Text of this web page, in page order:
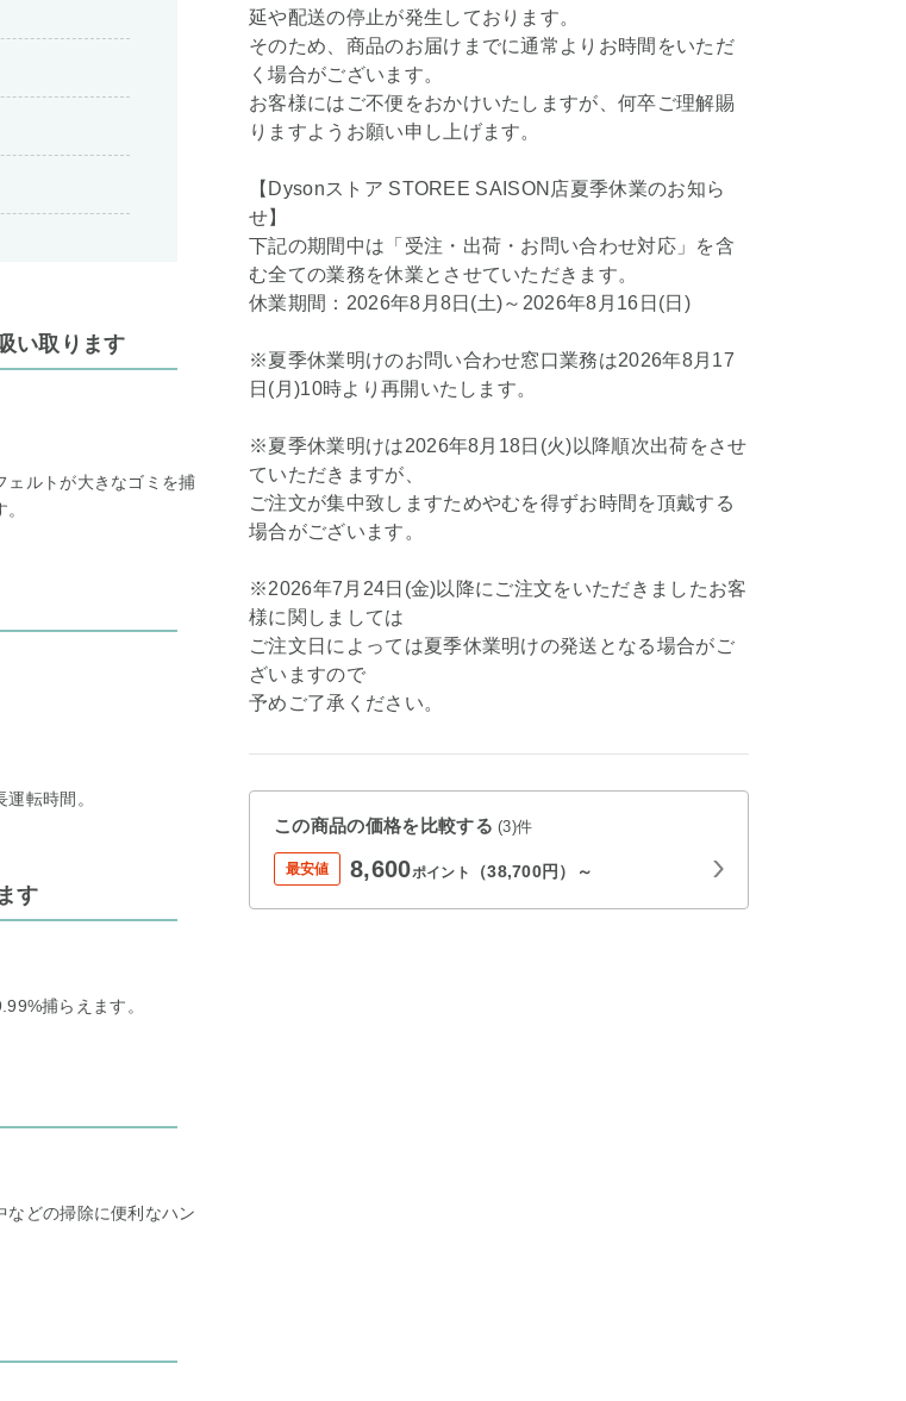
い取ります
ェルトが大きなゴミを捕
転時間。
す
捕らえます。
などの掃除に便利なハン
延や配送の停止が発生しております。
そのため、商品のお届けまでに通常よりお時間をいただ
く場合がございます。
お客様にはご不便をおかけいたしますが、何卒ご理解賜
りますようお願い申し上げます。
【Dysonストア STOREE SAISON店夏季休業のお知ら
せ】
下記の期間中は「受注・出荷・お問い合わせ対応」を含
む全ての業務を休業とさせていただきます。
休業期間：2026年8月8日(土)～2026年8月16日(日)
※夏季休業明けのお問い合わせ窓口業務は2026年8月17
日(月)10時より再開いたします。
※夏季休業明けは2026年8月18日(火)以降順次出荷をさせ
ていただきますが、
ご注文が集中致しますためやむを得ずお時間を頂戴する
場合がございます。
※2026年7月24日(金)以降にご注文をいただきましたお客
様に関しましては
ご注文日によっては夏季休業明けの発送となる場合がご
ざいますので
予めご了承ください。
この商品の価格を比較する(3)件
最安値 8,600ポイント （38,700円）～